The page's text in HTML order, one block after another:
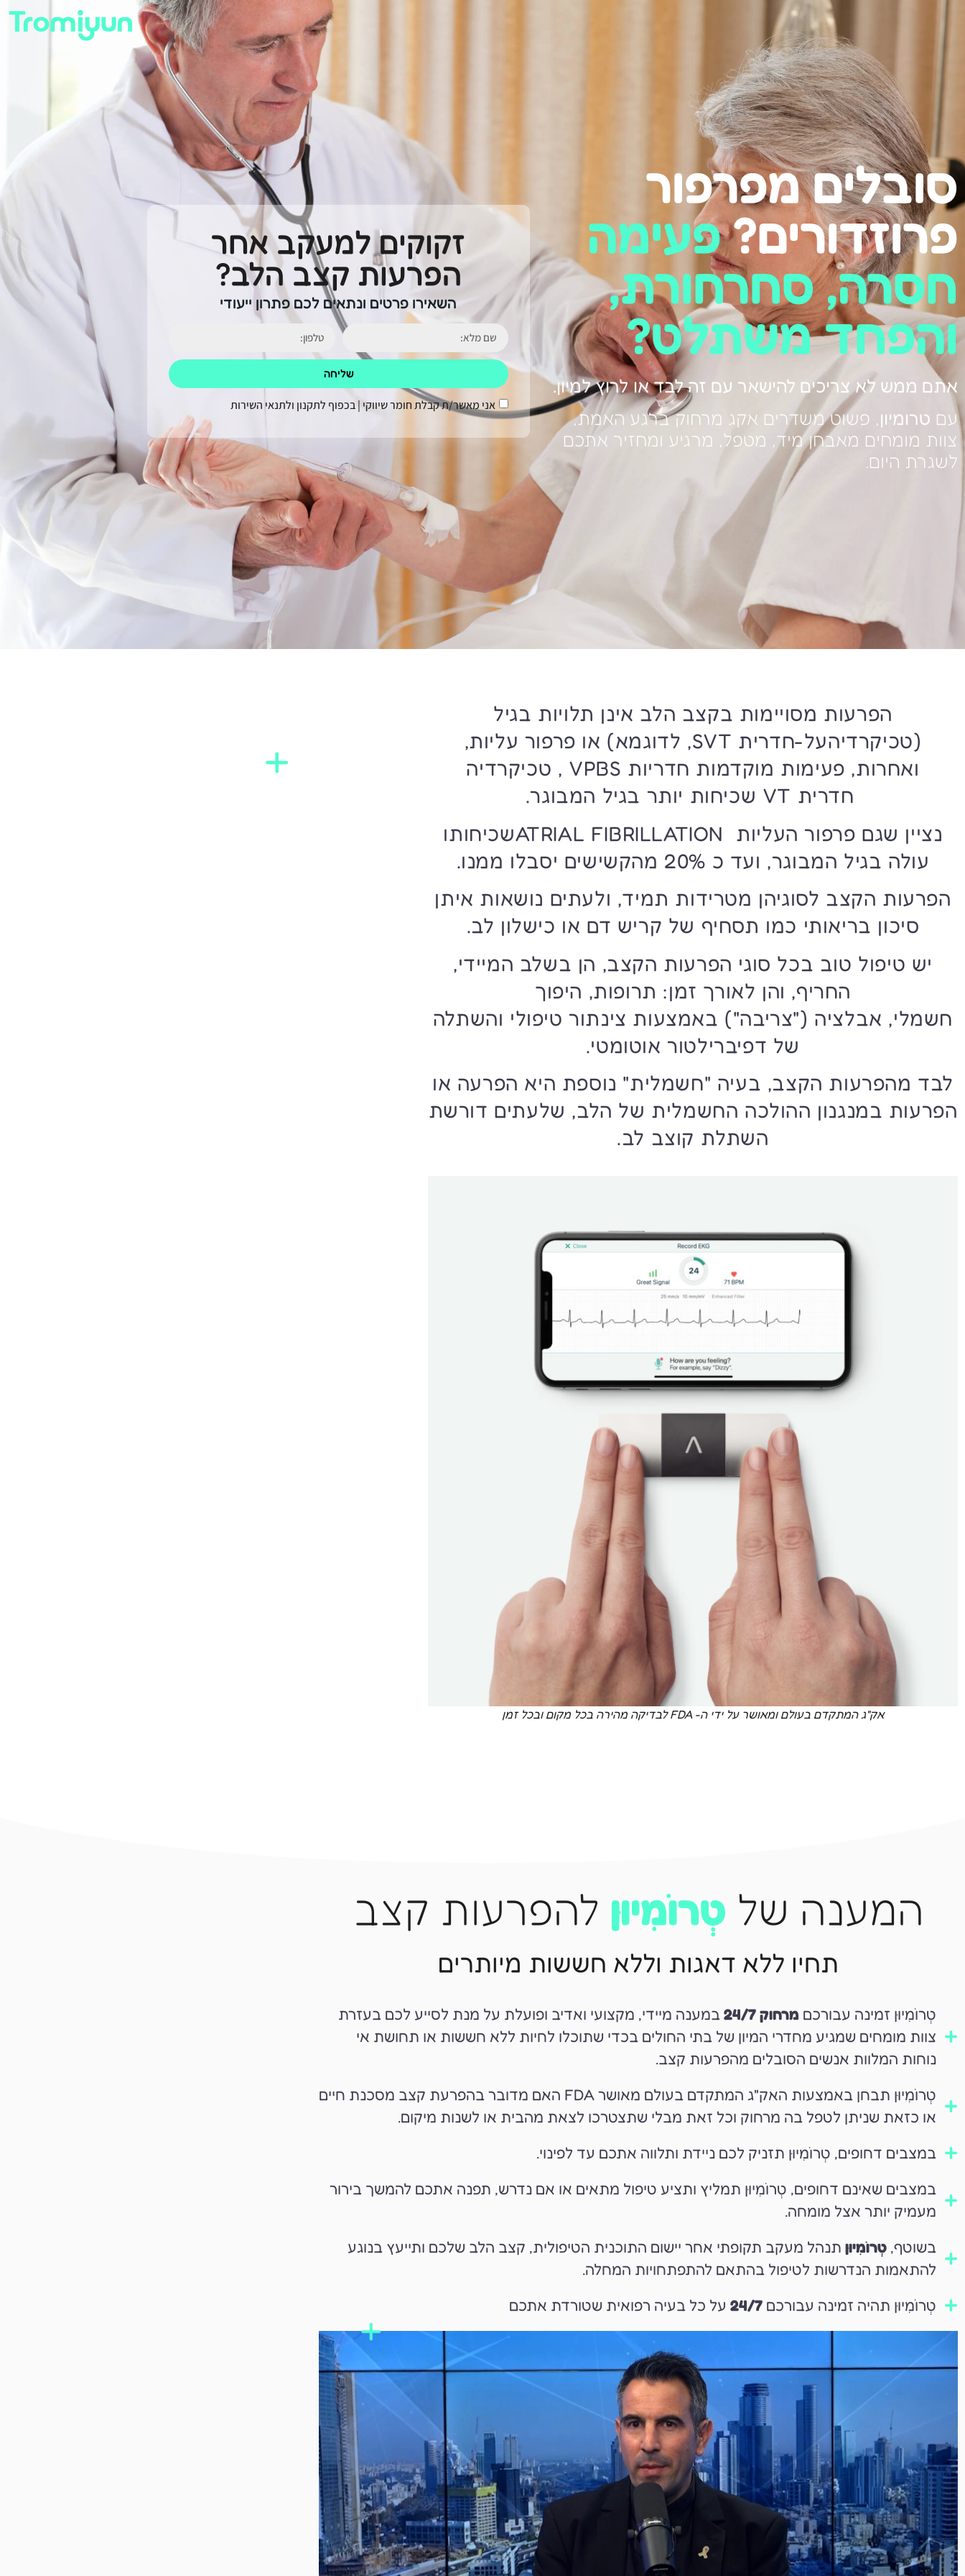
סובלים מפרפור
פרוזדורים?פעימה
חסרה, סחרחורת,
והפחד משתלט?
אתם ממש לא צריכים להישאר עם זה לבד או לרוץ למיון.
עם טרומיון, פשוט משדרים אקג מרחוק ברגע האמת,
צוות מומחים מאבחן מיד, מטפל, מרגיע ומחזיר אתכם
לשגרת היום.
זקוקים למעקב אחר
הפרעות קצב הלב?
השאירו פרטים ונתאים לכם פתרון ייעודי
אני מאשר/ת קבלת חומר שיווקי | בכפוף לתקנון ולתנאי השירות
שליחה
הפרעות מסויימות בקצב הלב אינן תלויות בגיל
(טכיקרדיהעל-חדרית SVT, לדוגמא) או פרפור עליות,
ואחרות, פעימות מוקדמות חדריות VPBS , טכיקרדיה
חדרית VT שכיחות יותר בגיל המבוגר.
נציין שגם פרפור העליות ATRIAL FIBRILLATIONשכיחותו
עולה בגיל המבוגר, ועד כ 20% מהקשישים יסבלו ממנו.
הפרעות הקצב לסוגיהן מטרידות תמיד, ולעתים נושאות איתן
סיכון בריאותי כמו תסחיף של קריש דם או כישלון לב.
יש טיפול טוב בכל סוגי הפרעות הקצב, הן בשלב המיידי,
החריף, והן לאורך זמן: תרופות, היפוך
חשמלי, אבלציה ("צריבה") באמצעות צינתור טיפולי והשתלה
של דפיברילטור אוטומטי.
לבד מהפרעות הקצב, בעיה "חשמלית" נוספת היא הפרעה או
הפרעות במנגנון ההולכה החשמלית של הלב, שלעתים דורשת
השתלת קוצב לב.
אק"ג המתקדם בעולם ומאושר על ידי ה- FDA לבדיקה מהירה בכל מקום ובכל זמן
המענה של טְרוֹמִיוּן להפרעות קצב
תחיו ללא דאגות וללא חששות מיותרים
טְרוֹמִיוּן זמינה עבורכם מרחוק 24/7
במענה מיידי, מקצועי ואדיב ופועלת על מנת לסייע לכם בעזרת
צוות מומחים שמגיע מחדרי המיון של בתי החולים בכדי שתוכלו לחיות ללא חששות או תחושת אי
נוחות המלוות אנשים הסובלים מהפרעות קצב.
טְרוֹמִיוּן תבחן באמצעות האק"ג המתקדם בעולם מאושר FDA האם מדובר בהפרעת קצב מסכנת חיים
או כזאת שניתן לטפל בה מרחוק וכל זאת מבלי שתצטרכו לצאת מהבית או לשנות מיקום.
במצבים דחופים, טְרוֹמִיוּן תזניק לכם ניידת ותלווה אתכם עד לפינוי.
במצבים שאינם דחופים, טְרוֹמִיוּן תמליץ ותציע טיפול מתאים או אם נדרש, תפנה אתכם להמשך בירור
מעמיק יותר אצל מומחה.
בשוטף, טְרוֹמִיוּןתנהל מעקב תקופתי אחר יישום התוכנית הטיפולית, קצב הלב שלכם ותייעץ בנוגע
להתאמות הנדרשות לטיפול בהתאם להתפתחויות המחלה.
טְרוֹמִיוּן תהיה זמינה עבורכם 24/7על כל בעיה רפואית שטורדת אתכם